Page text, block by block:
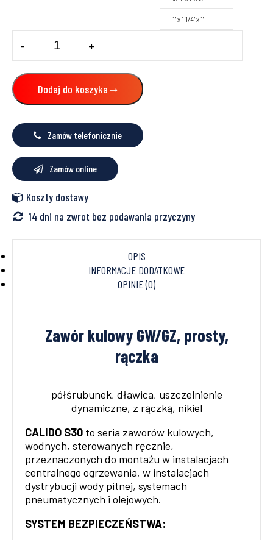
1" x 1 1/4" x 1"
Zawór
kulowy
kątowy
GW/GZ
z
półśrubunkiem,
rączka
Calido
- +
Dodaj do koszyka
Zamów telefonicznie
Zamów online
Koszty dostawy
14 dni na zwrot bez podawania przyczyny
OPIS
INFORMACJE DODATKOWE
OPINIE (0)
Zawór kulowy GW/GZ, prosty,
rączka
półśrubunek, dławica, uszczelnienie
dynamiczne, z rączką, nikiel
CALIDO S30 to seria zaworów kulowych,
wodnych, sterowanych ręcznie,
przeznaczonych do montażu w instalacjach
centralnego ogrzewania, w instalacjach
dystrybucji wody pitnej, systemach
pneumatycznych i olejowych.
SYSTEM BEZPIECZEŃSTWA: